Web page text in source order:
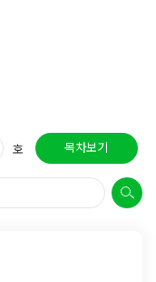
호 목차보기